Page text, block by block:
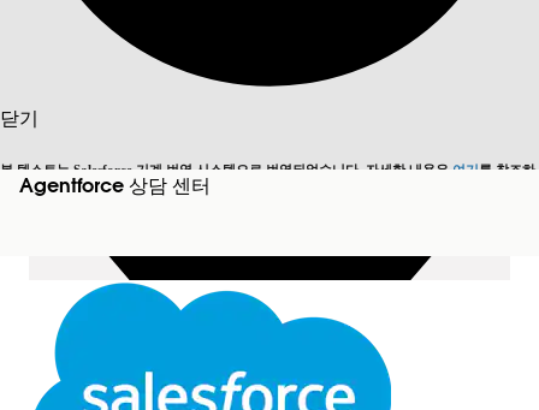
닫기
본 텍스트는 Salesforce 기계 번역 시스템으로 번역되었습니다. 자세한 내용은 여기를 참조하
세요.
영어로 전환 지금 안 함
닫기
Agentforce 상담 센터